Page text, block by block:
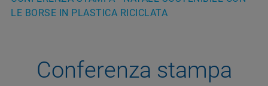
LE BORSE IN PLASTICA RICICLATA
Conferenza stampa